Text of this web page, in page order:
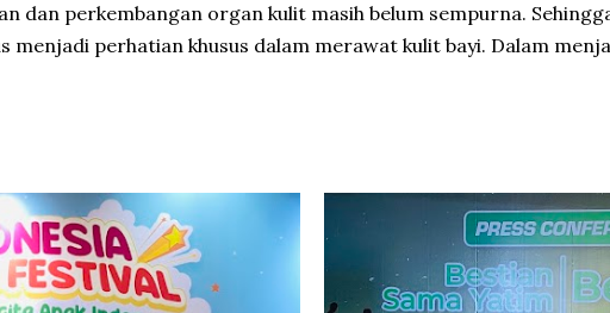
dan perkembangan organ kulit masih belum sempurna.
menjadi perhatian khusus dalam merawat kulit bayi. Dalam